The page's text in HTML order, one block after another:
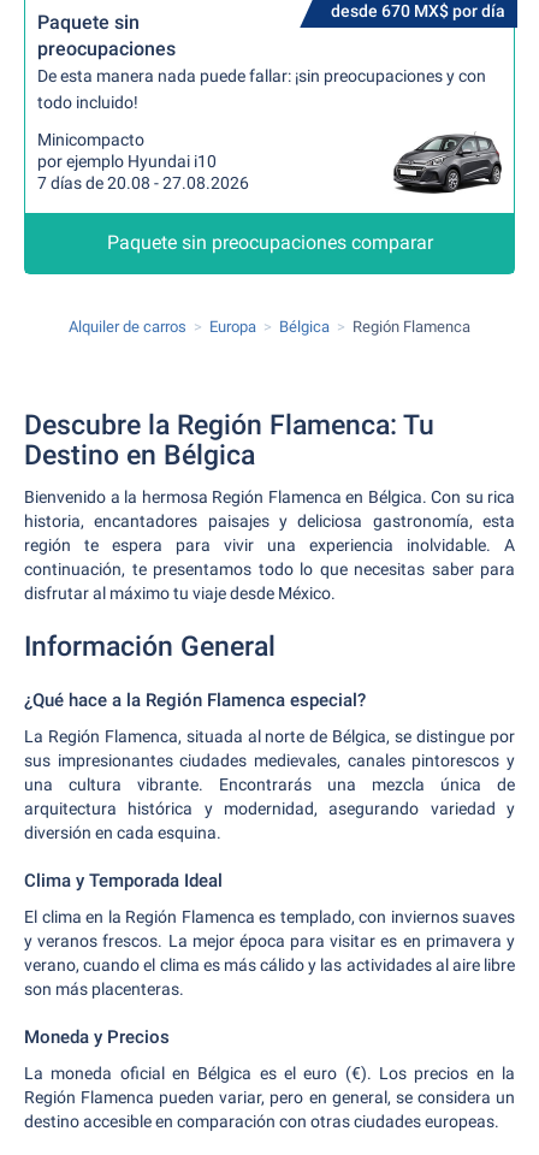
desde 670 MX$ por día
Paquete sin
preocupaciones
De esta manera nada puede fallar: ¡sin preocupaciones y con
todo incluido!
Minicompacto
por ejemplo Hyundai i10
7 días de 20.08 - 27.08.2026
Paquete sin preocupaciones comparar
Alquiler de carros Europa Bélgica Región Flamenca
Descubre la Región Flamenca: Tu
Destino en Bélgica
Bienvenido a la hermosa Región Flamenca en Bélgica. Con su rica
historia, encantadores paisajes y deliciosa gastronomía, esta
región te espera para vivir una experiencia inolvidable. A
continuación, te presentamos todo lo que necesitas saber para
disfrutar al máximo tu viaje desde México.
Información General
¿Qué hace a la Región Flamenca especial?
La Región Flamenca, situada al norte de Bélgica, se distingue por
sus impresionantes ciudades medievales, canales pintorescos y
una cultura vibrante. Encontrarás una mezcla única de
arquitectura histórica y modernidad, asegurando variedad y
diversión en cada esquina.
Clima y Temporada Ideal
El clima en la Región Flamenca es templado, con inviernos suaves
y veranos frescos. La mejor época para visitar es en primavera y
verano, cuando el clima es más cálido y las actividades al aire libre
son más placenteras.
Moneda y Precios
La moneda oficial en Bélgica es el euro (€). Los precios en la
Región Flamenca pueden variar, pero en general, se considera un
destino accesible en comparación con otras ciudades europeas.